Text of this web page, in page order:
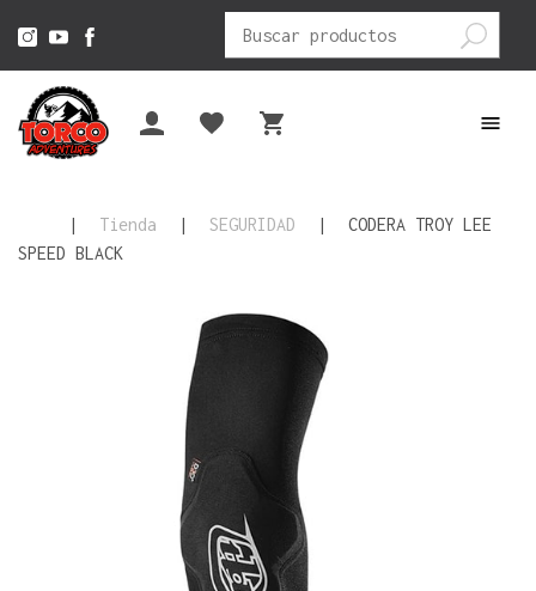
Buscar
por:
| Tienda | SEGURIDAD |
CODERA TROY LEE
SPEED BLACK